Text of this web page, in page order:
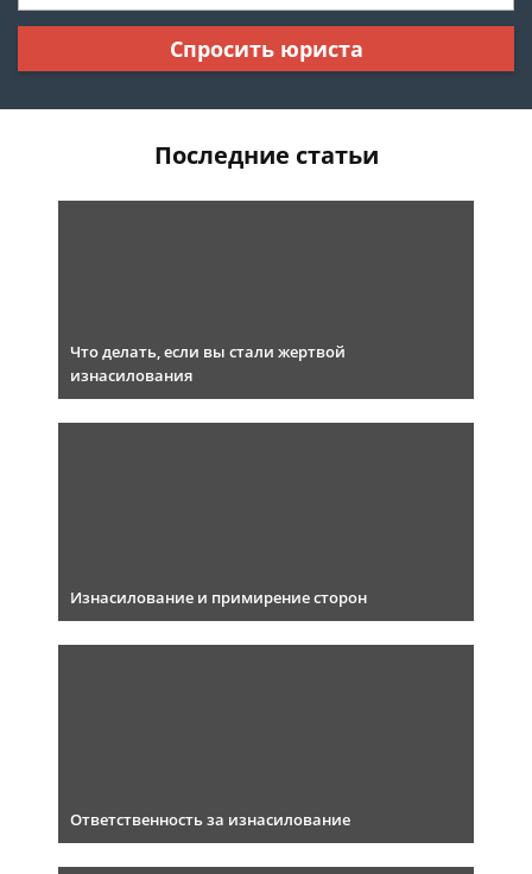
Спросить юриста
Последние статьи
Что делать, если вы стали жертвой
изнасилования
Изнасилование и примирение сторон
Ответственность за изнасилование